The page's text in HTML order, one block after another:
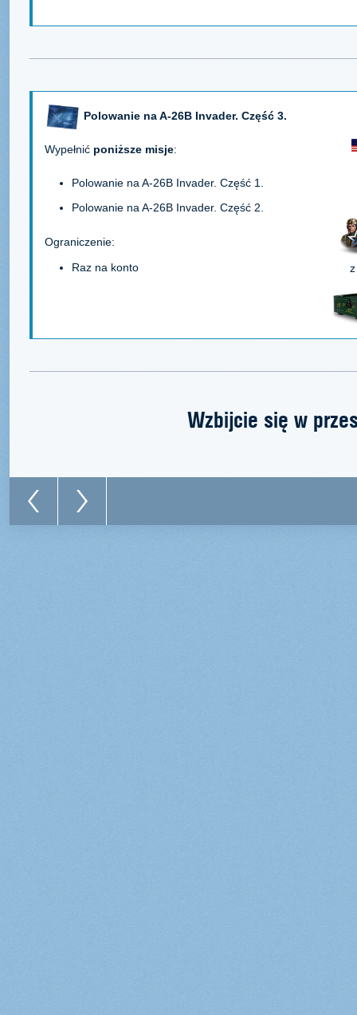
Polowanie na A-26B Invader. Część 3.
Wypełnić poniższe misje:
Polowanie na A-26B Invader. Część 1.
Polowanie na A-26B Invader. Część 2.
Ograniczenie:
Raz na konto
Wzbijcie się w